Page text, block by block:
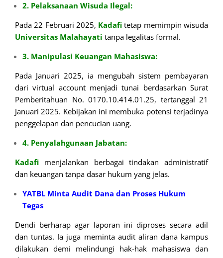
2. Pelaksanaan Wisuda Ilegal:
Pada 22 Februari 2025, Kadafi tetap memimpin wisuda
Universitas Malahayati tanpa legalitas formal.
3. Manipulasi Keuangan Mahasiswa:
Pada Januari 2025, ia mengubah sistem pembayaran
dari virtual account menjadi tunai berdasarkan Surat
Pemberitahuan No. 0170.10.414.01.25, tertanggal 21
Januari 2025. Kebijakan ini membuka potensi terjadinya
penggelapan dan pencucian uang.
4. Penyalahgunaan Jabatan:
Kadafi menjalankan berbagai tindakan administratif
dan keuangan tanpa dasar hukum yang jelas.
YATBL Minta Audit Dana dan Proses Hukum
Tegas
Dendi berharap agar laporan ini diproses secara adil
dan tuntas. Ia juga meminta audit aliran dana kampus
dilakukan demi melindungi hak-hak mahasiswa dan